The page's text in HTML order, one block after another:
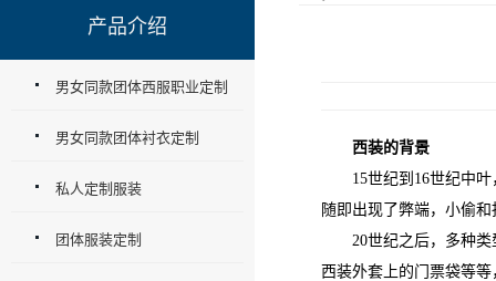
西装的背景
15世纪到16世纪中叶
随即出现了弊端，小偷
20世纪之后，多种类型
西装外套上的门票袋等
产品介绍
男女同款团体西服职业定制
男女同款团体衬衣定制
私人定制服装
团体服装定制